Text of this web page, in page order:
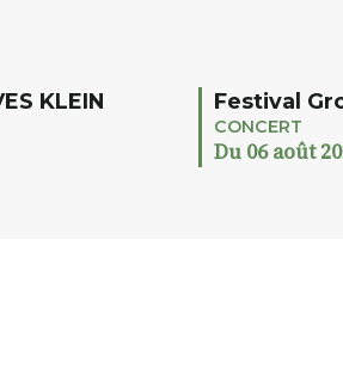
KLEIN Festival
CONCERT
Du 06 août